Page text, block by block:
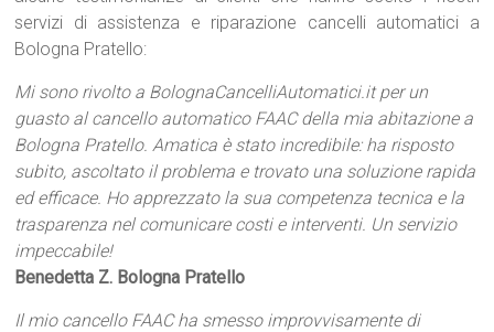
servizi di assistenza e riparazione cancelli automatici a
Bologna Pratello:
Mi sono rivolto a BolognaCancelliAutomatici.it per un
guasto al cancello automatico FAAC della mia abitazione a
Bologna Pratello. Amatica è stato incredibile: ha risposto
subito, ascoltato il problema e trovato una soluzione rapida
ed efficace. Ho apprezzato la sua competenza tecnica e la
trasparenza nel comunicare costi e interventi. Un servizio
impeccabile!
Benedetta Z. Bologna Pratello
Il mio cancello FAAC ha smesso improvvisamente di